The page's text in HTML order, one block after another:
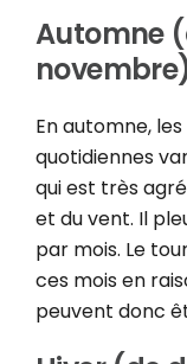
Automne
En automne,
quotidiennes
qui est très
et du vent. Il
par mois. Le
ces mois en
peuvent donc